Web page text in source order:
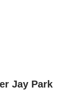
Jay Park